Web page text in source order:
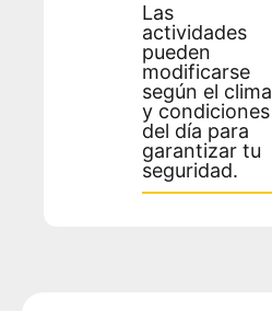
Las
actividades
pueden
modificarse
según el clima
y condiciones
del día para
garantizar tu
seguridad.